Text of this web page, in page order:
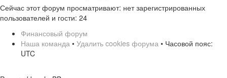
Сейчас этот форум просматривают: нет зарегистрированных
пользователей и гости: 24
Финансовый форум
Наша команда • Удалить cookies форума • Часовой пояс:
UTC